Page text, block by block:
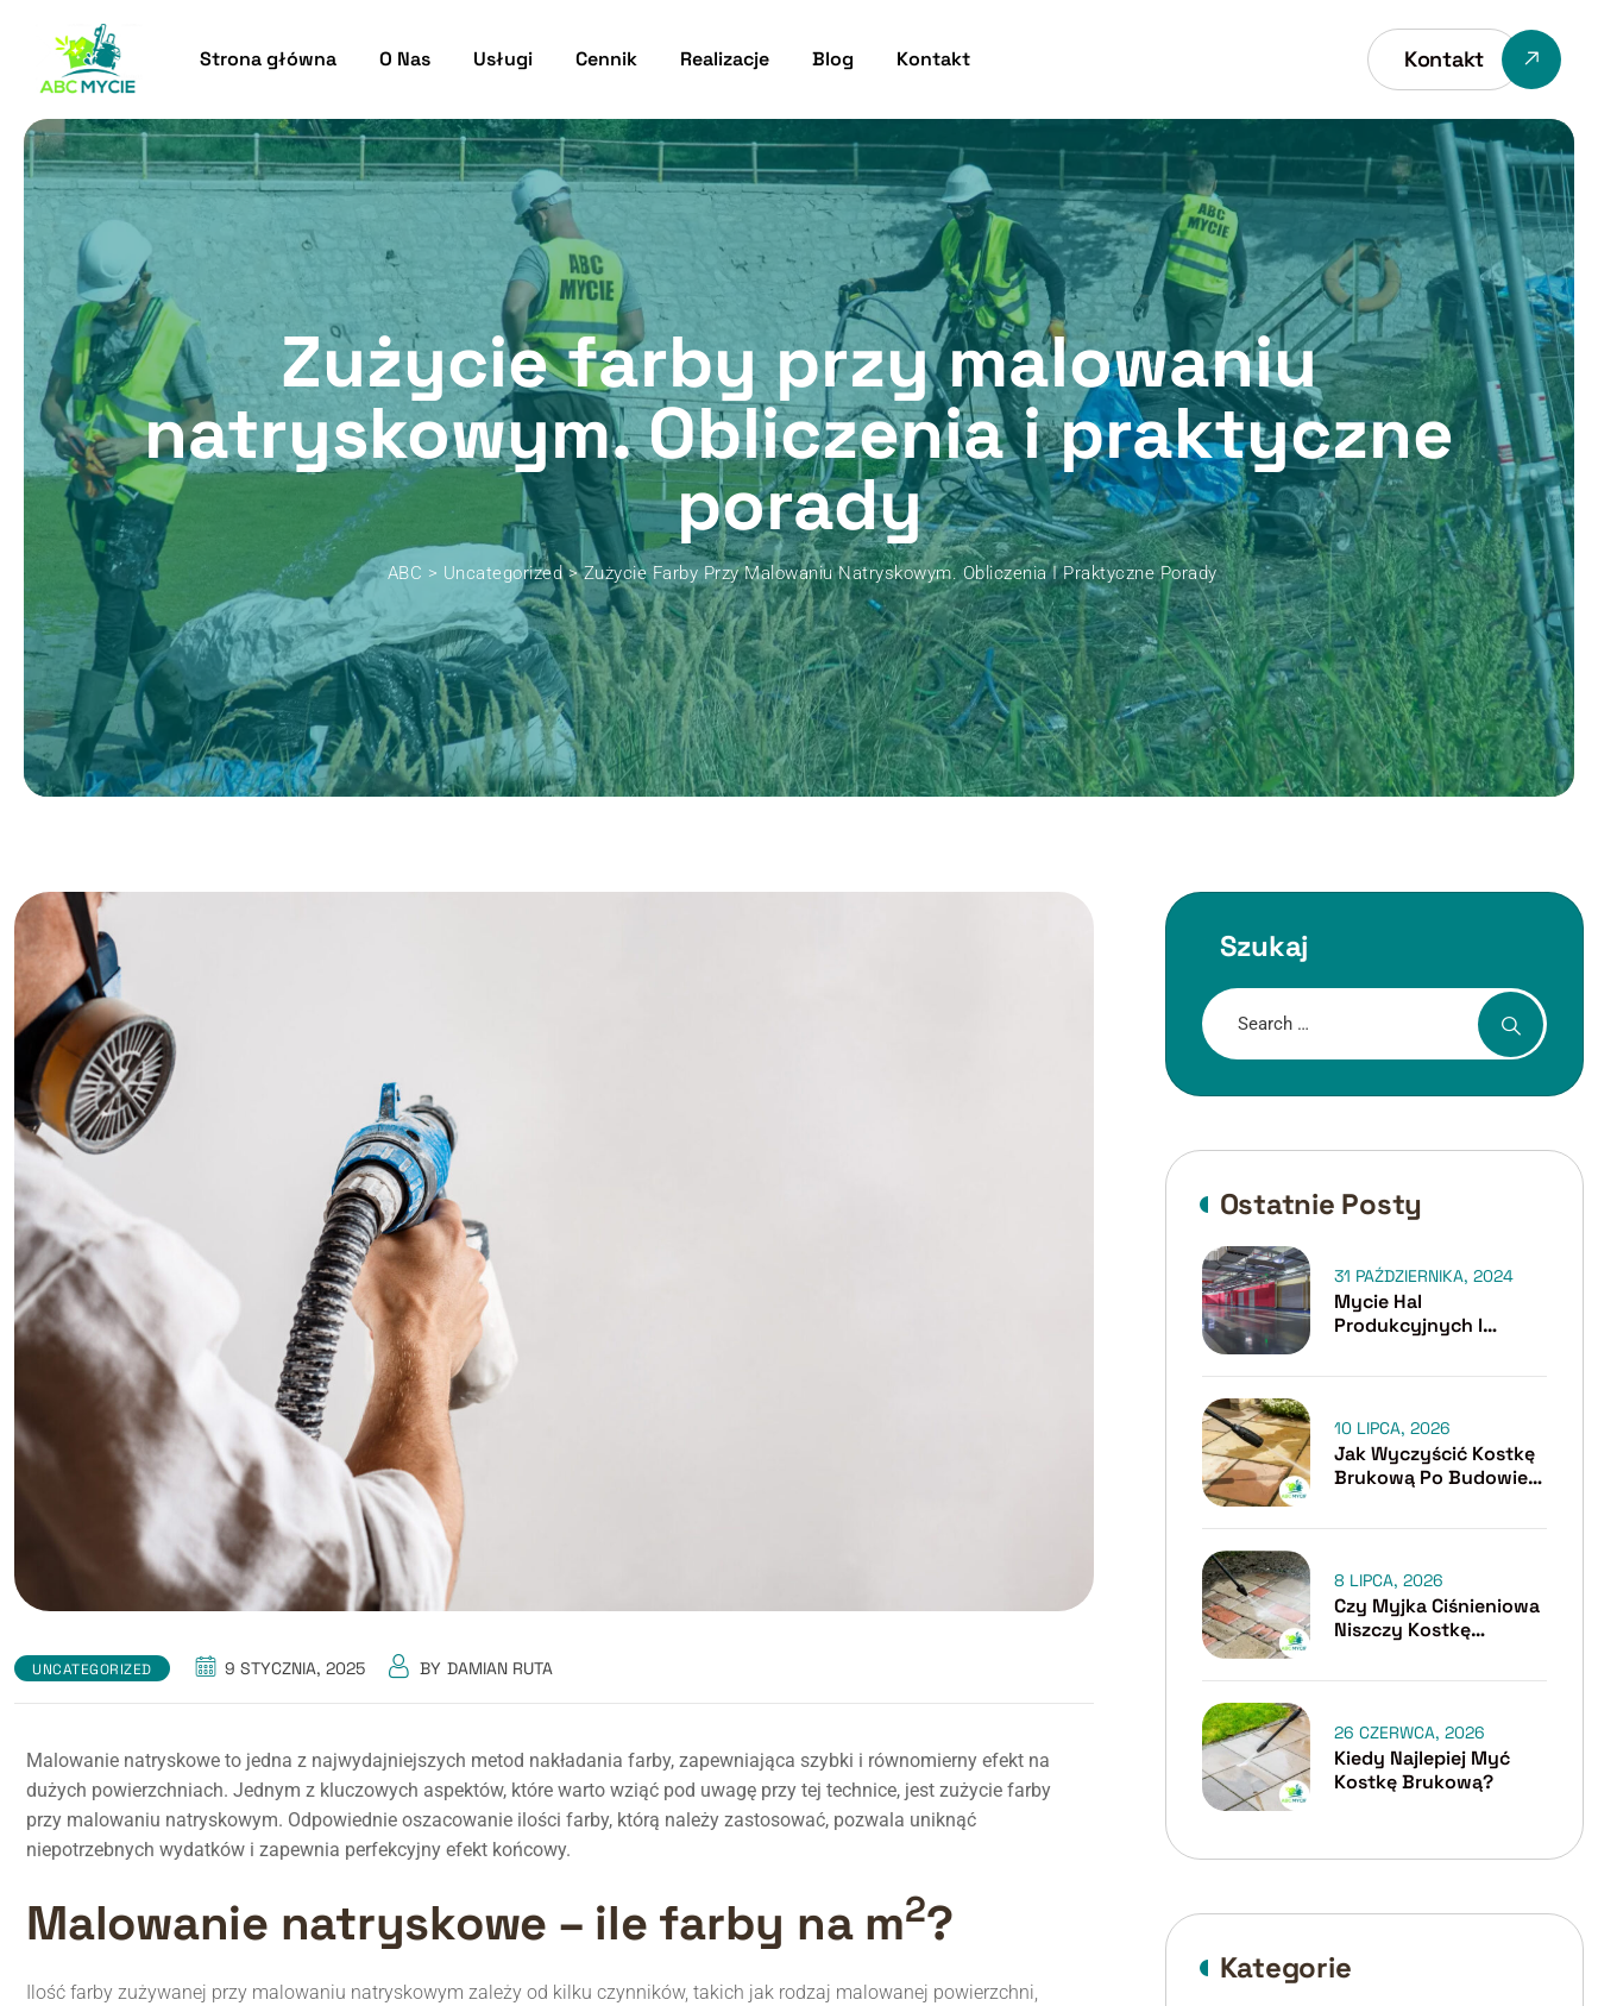
Strona główna O Nas Usługi Cennik Realizacje Blog Kontakt Kontakt
Zużycie farby przy malowaniu
natryskowym. Obliczenia i praktyczne
porady
ABC > Uncategorized>Zużycie Farby Przy Malowaniu Natryskowym. Obliczenia I Praktyczne Porady
UNCATEGORIZED 9 STYCZNIA, 2025 BY DAMIAN RUTA
Malowanie natryskowe to jedna z najwydajniejszych metod nakładania farby, zapewniająca szybki i równomierny efekt na
dużych powierzchniach. Jednym z kluczowych aspektów, które warto wziąć pod uwagę przy tej technice, jest zużycie farby
przy malowaniu natryskowym. Odpowiednie oszacowanie ilości farby, którą należy zastosować, pozwala uniknąć
niepotrzebnych wydatków i zapewnia perfekcyjny efekt końcowy.
Malowanie natryskowe – ile farby na m2?
Ilość farby zużywanej przy malowaniu natryskowym zależy od kilku czynników, takich jak rodzaj malowanej powierzchni,
Szukaj
Ostatnie Posty
Mycie Hal
Produkcyjnych I
Cennik – Na Co Zwrócić
31 PAŹDZIERNIKA, 2024
Jak Wyczyścić Kostkę
Brukową Po Budowie
10 LIPCA, 2026
Czy Myjka Ciśnieniowa
Niszczy Kostkę
8 LIPCA, 2026
Kiedy Najlepiej Myć
Kostkę Brukową?
26 CZERWCA, 2026
Kategorie